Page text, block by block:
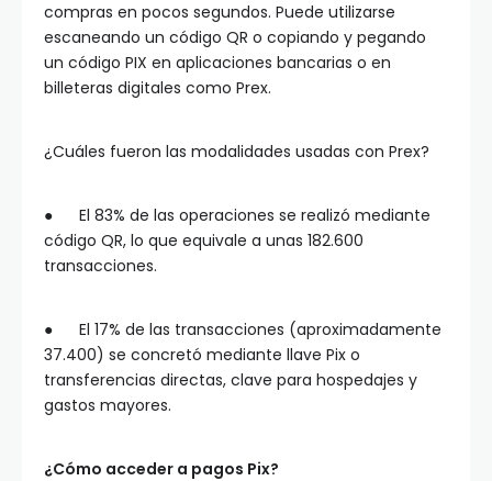
compras en pocos segundos. Puede utilizarse
escaneando un código QR o copiando y pegando
un código PIX en aplicaciones bancarias o en
billeteras digitales como Prex.
¿Cuáles fueron las modalidades usadas con Prex?
● El 83% de las operaciones se realizó mediante
código QR, lo que equivale a unas 182.600
transacciones.
● El 17% de las transacciones (aproximadamente
37.400) se concretó mediante llave Pix o
transferencias directas, clave para hospedajes y
gastos mayores.
¿Cómo acceder a pagos Pix?